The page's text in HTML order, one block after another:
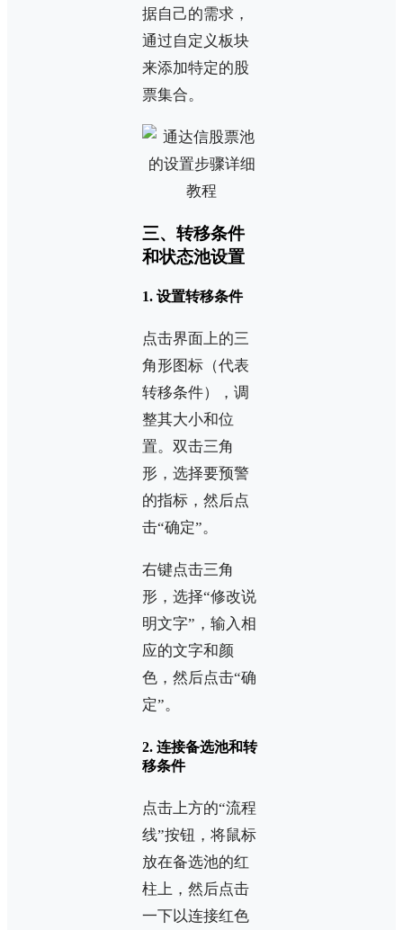
据自己的需求，
通过自定义板块
来添加特定的股
票集合。
三、转移条件
和状态池设置
1. 设置转移条件
点击界面上的三
角形图标（代表
转移条件），调
整其大小和位
置。双击三角
形，选择要预警
的指标，然后点
击“确定”。
右键点击三角
形，选择“修改说
明文字”，输入相
应的文字和颜
色，然后点击“确
定”。
2. 连接备选池和转
移条件
点击上方的“流程
线”按钮，将鼠标
放在备选池的红
柱上，然后点击
一下以连接红色